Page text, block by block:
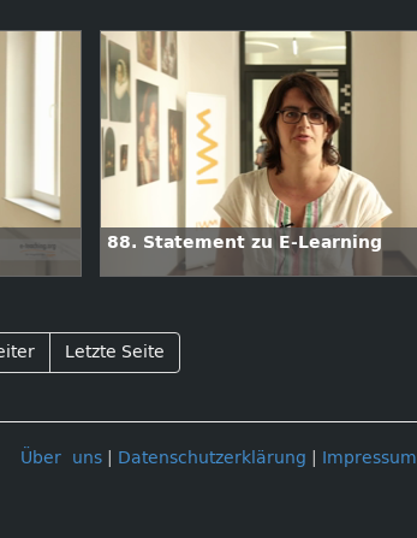
88. Statement zu E-Learning
Letzte Seite
Über uns Datenschutzerklärung Impressum